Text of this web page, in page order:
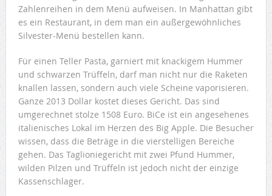
Zahlenreihen in dem Menü aufweisen. In Manhattan gibt
es ein Restaurant, in dem man ein außergewöhnliches
Silvester-Menü bestellen kann.
Für einen Teller Pasta, garniert mit knackigem Hummer
und schwarzen Trüffeln, darf man nicht nur die Raketen
knallen lassen, sondern auch viele Scheine vaporisieren.
Ganze 2013 Dollar kostet dieses Gericht. Das sind
umgerechnet stolze 1508 Euro. BiCe ist ein angesehenes
italienisches Lokal im Herzen des Big Apple. Die Besucher
wissen, dass die Beträge in die vierstelligen Bereiche
gehen. Das Taglioniegericht mit zwei Pfund Hummer,
wilden Pilzen und Trüffeln ist jedoch nicht der einzige
Kassenschlager.